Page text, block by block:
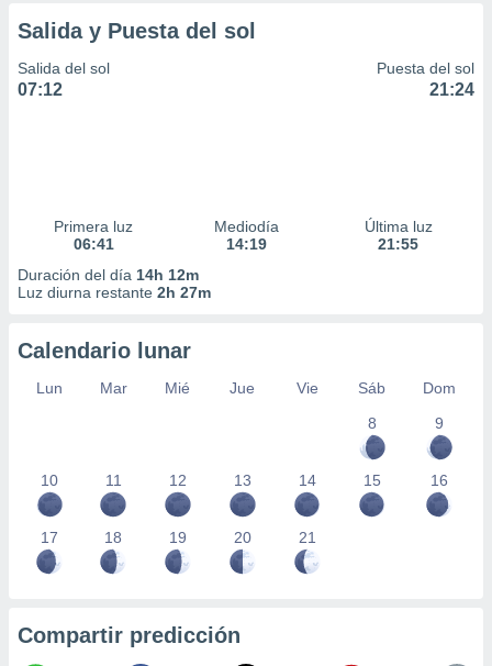
Salida y Puesta del sol
Salida del sol
07:12
Puesta del sol
21:24
Primera luz
06:41
Mediodía
14:19
Última luz
21:55
Duración del día 14h 12m
Luz diurna restante 2h 27m
Calendario lunar
Lun Mar Mié Jue Vie Sáb
Dom
8
9
10 11 12 13 14 15 16
17 18 19 20 21
Compartir predicción